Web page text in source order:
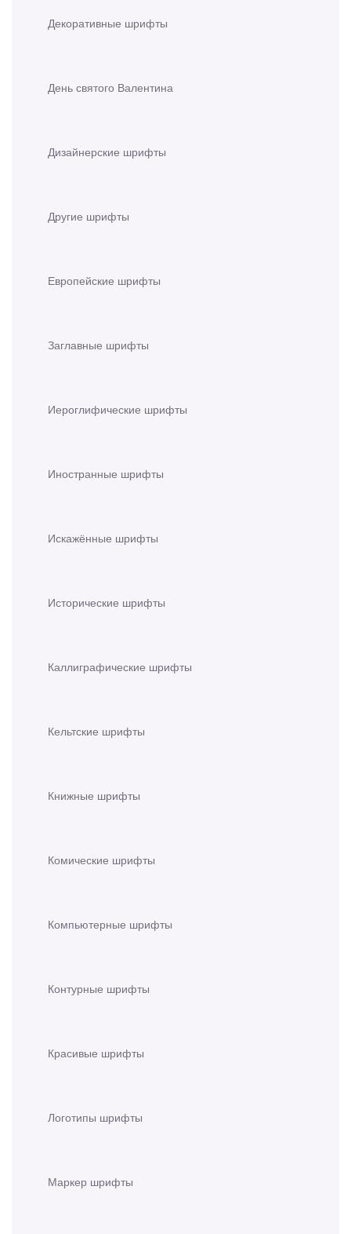
Декоративные шрифты
День святого Валентина
Дизайнерские шрифты
Другие шрифты
Европейские шрифты
Заглавные шрифты
Иероглифические шрифты
Иностранные шрифты
Искажённые шрифты
Исторические шрифты
Каллиграфические шрифты
Кельтские шрифты
Книжные шрифты
Комические шрифты
Компьютерные шрифты
Контурные шрифты
Красивые шрифты
Логотипы шрифты
Маркер шрифты